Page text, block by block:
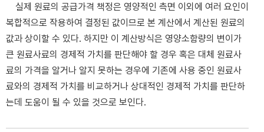
실제 원료의 공급가격 책정은 영양적인 측면 이외에 여러 요인이
복합적으로 작용하여 결정된 값이므로 본 계산에서 계산된 원료의
값과 상이할 수 있다. 하지만 이 계산방식은 영양소함량의 변이가
큰 원료사료의 경제적 가치를 판단해야 할 경우 혹은 대체 원료사
료의 가격을 알거나 알지 못하는 경우에 기존에 사용 중인 원료사
료와의 경제적 가치를 비교하거나 상대적인 경제적 가치를 판단하
는데 도움이 될 수 있을 것으로 보인다.